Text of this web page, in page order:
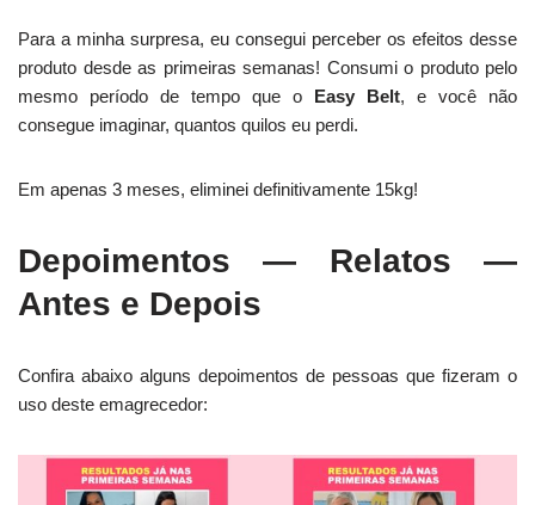
Para a minha surpresa, eu consegui perceber os efeitos desse
produto desde as primeiras semanas! Consumi o produto pelo
mesmo período de tempo que o Easy Belt, e você não
consegue imaginar, quantos quilos eu perdi.
Em apenas 3 meses, eliminei definitivamente 15kg!
Depoimentos — Relatos —
Antes e Depois
Confira abaixo alguns depoimentos de pessoas que fizeram o
uso deste emagrecedor: